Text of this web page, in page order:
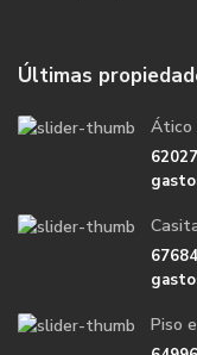
Últimas
Ático
Piso